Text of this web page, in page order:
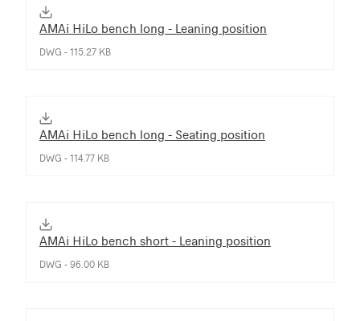
AMAi HiLo bench long - Leaning position
DWG - 115.27 KB
AMAi HiLo bench long - Seating position
DWG - 114.77 KB
AMAi HiLo bench short - Leaning position
DWG - 96.00 KB